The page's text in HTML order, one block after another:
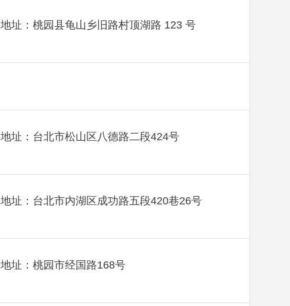
地址：桃园县龟山乡旧路村顶湖路 123 号
地址：台北市松山区八德路二段424号
地址：台北市内湖区成功路五段420巷26号
地址：桃园市经国路168号